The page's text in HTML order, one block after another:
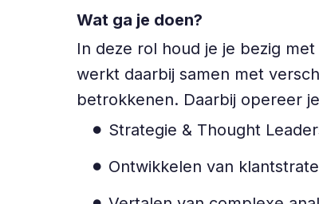
Wat ga je doen?
In deze rol houd je je bezig
werkt daarbij samen met
betrokkenen. Daarbij opereer
Strategie & Thought
Ontwikkelen van